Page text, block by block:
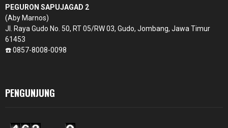
PEGURON SAPUJAGAD 2
(Aby Marnos)
Jl. Raya Gudo No. 50, RT 05/RW 03, Gudo, Jombang, Jawa Timur
61453
☎️ 0857-8008-0098
PENGUNJUNG